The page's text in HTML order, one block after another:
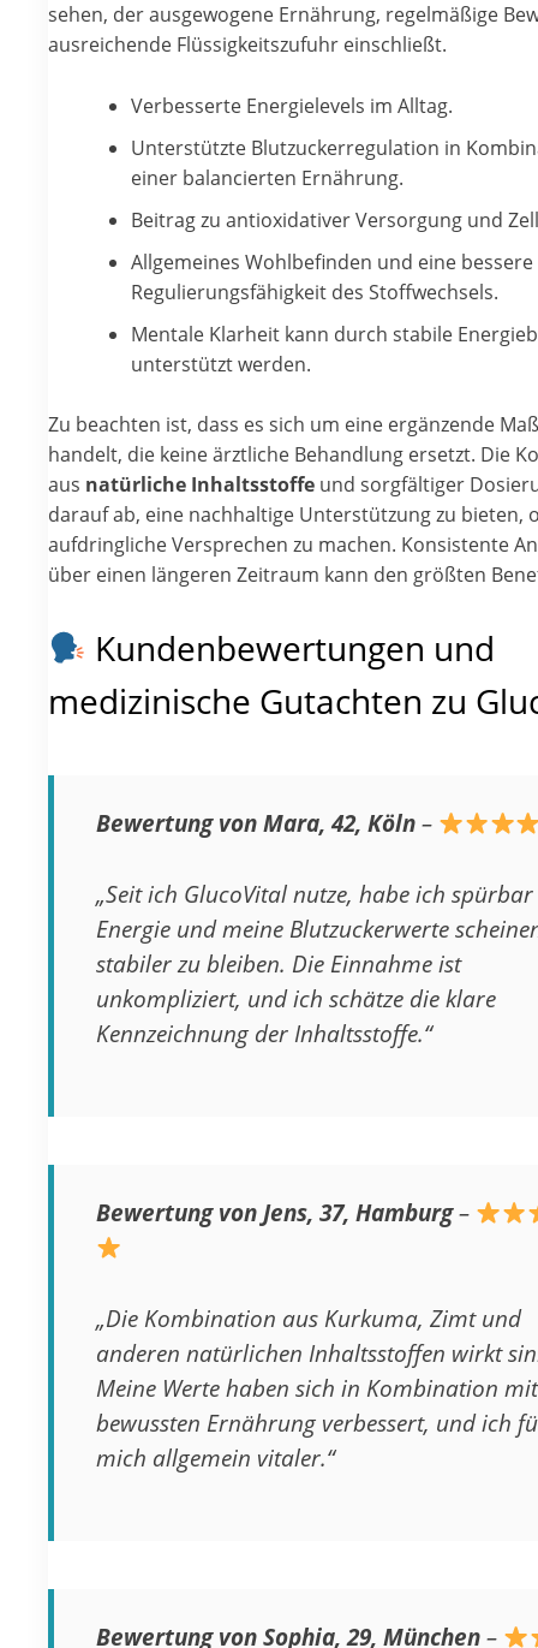
sehen, der ausgewogene Ernährung, regelmäßige
ausreichende Flüssigkeitszufuhr einschließt.
Verbesserte Energielevels im Alltag.
Unterstützte Blutzuckerregulation in
einer balancierten Ernährung.
Beitrag zu antioxidativer Versorgung und
Allgemeines Wohlbefinden und eine bessere
Regulierungsfähigkeit des Stoffwechsels.
Mentale Klarheit kann durch stabile
unterstützt werden.
Zu beachten ist, dass es sich um eine ergänzende
handelt, die keine ärztliche Behandlung ersetzt. Die
aus natürliche Inhaltsstoffe und sorgfältiger
darauf ab, eine nachhaltige Unterstützung zu bieten,
aufdringliche Versprechen zu machen. Konsistente
über einen längeren Zeitraum kann den größten
Kundenbewertungen und
medizinische Gutachten zu
Bewertung von Mara, 42, Köln –
„Seit ich GlucoVital nutze, habe ich
Energie und meine Blutzuckerwerte
stabiler zu bleiben. Die Einnahme ist
unkompliziert, und ich schätze die klare
Kennzeichnung der Inhaltsstoffe.“
Bewertung von Jens, 37, Hamburg–
„Die Kombination aus Kurkuma, Zimt und
anderen natürlichen Inhaltsstoffen wirkt
Meine Werte haben sich in Kombination
bewussten Ernährung verbessert, und ich
mich allgemein vitaler.“
Bewertung von Sophia, 29, München –